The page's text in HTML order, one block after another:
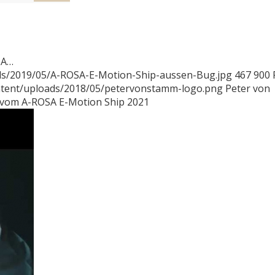
05/A-ROSA-E-Motion-Ship-aussen-Bug.jpg 467900
uploads/2018/05/petervonstamm-logo.png Peter von
A-ROSA E-Motion Ship 2021